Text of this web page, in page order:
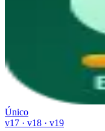
Único
v17 · v18 · v19